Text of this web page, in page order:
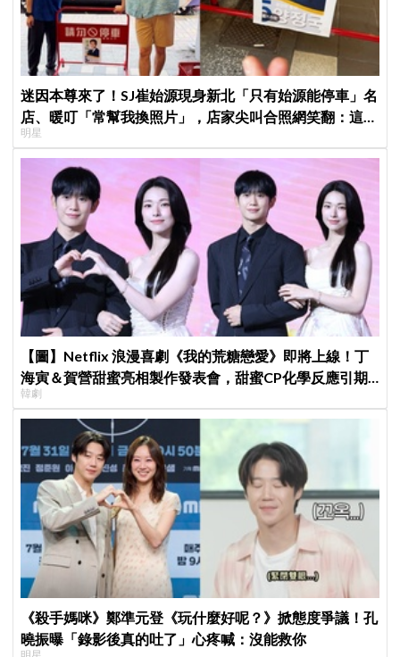
迷因本尊來了！SJ崔始源現身新北「只有始源能停車」名
店、暖叮「常幫我換照片」，店家尖叫合照網笑翻：這輩
子不能脫粉了
明星
【圖】Netflix 浪漫喜劇《我的荒糖戀愛》即將上線！丁
海寅＆賀營甜蜜亮相製作發表會，甜蜜CP化學反應引期
待
韓劇
《殺手媽咪》鄭準元登《玩什麼好呢？》掀態度爭議！孔
曉振曝「錄影後真的吐了」心疼喊：沒能救你